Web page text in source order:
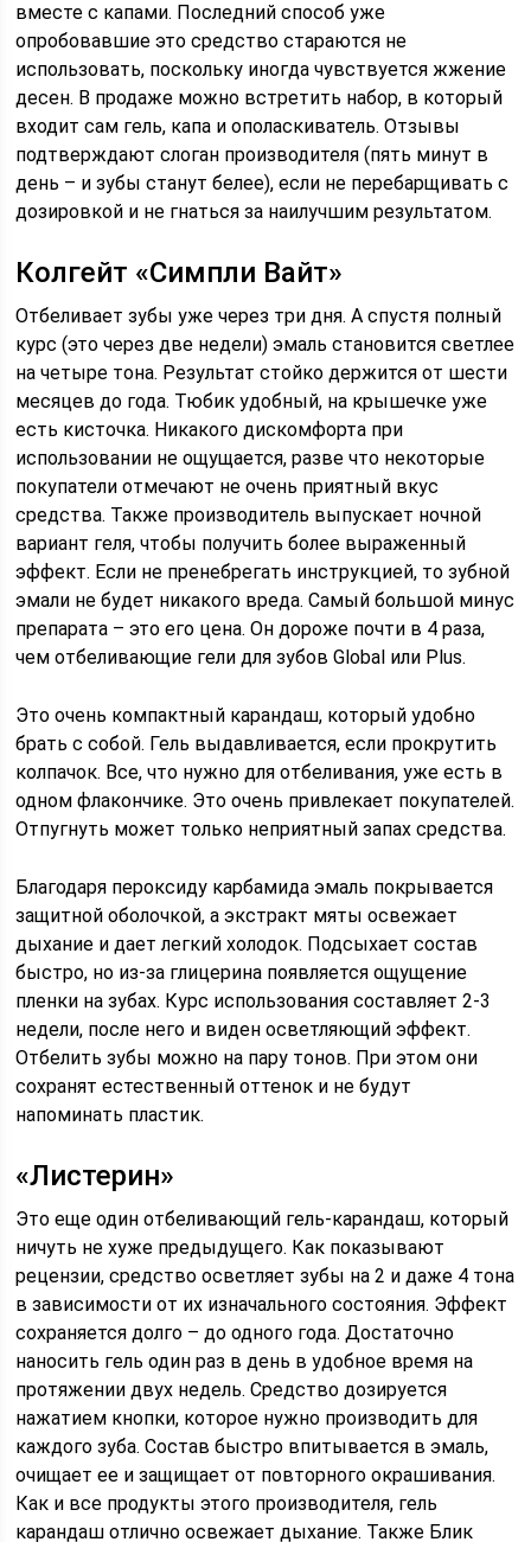
вместе с капами. Последний способ уже
опробовавшие это средство стараются не
использовать, поскольку иногда чувствуется жжение
десен. В продаже можно встретить набор, в который
входит сам гель, капа и ополаскиватель. Отзывы
подтверждают слоган производителя (пять минут в
день – и зубы станут белее), если не перебарщивать с
дозировкой и не гнаться за наилучшим результатом.
Колгейт «Симпли Вайт»
Отбеливает зубы уже через три дня. А спустя полный
курс (это через две недели) эмаль становится светлее
на четыре тона. Результат стойко держится от шести
месяцев до года. Тюбик удобный, на крышечке уже
есть кисточка. Никакого дискомфорта при
использовании не ощущается, разве что некоторые
покупатели отмечают не очень приятный вкус
средства. Также производитель выпускает ночной
вариант геля, чтобы получить более выраженный
эффект. Если не пренебрегать инструкцией, то зубной
эмали не будет никакого вреда. Самый большой минус
препарата – это его цена. Он дороже почти в 4 раза,
чем отбеливающие гели для зубов Global или Plus.
Это очень компактный карандаш, который удобно
брать с собой. Гель выдавливается, если прокрутить
колпачок. Все, что нужно для отбеливания, уже есть в
одном флакончике. Это очень привлекает покупателей.
Отпугнуть может только неприятный запах средства.
Благодаря пероксиду карбамида эмаль покрывается
защитной оболочкой, а экстракт мяты освежает
дыхание и дает легкий холодок. Подсыхает состав
быстро, но из-за глицерина появляется ощущение
пленки на зубах. Курс использования составляет 2-3
недели, после него и виден осветляющий эффект.
Отбелить зубы можно на пару тонов. При этом они
сохранят естественный оттенок и не будут
напоминать пластик.
«Листерин»
Это еще один отбеливающий гель-карандаш, который
ничуть не хуже предыдущего. Как показывают
рецензии, средство осветляет зубы на 2 и даже 4 тона
в зависимости от их изначального состояния. Эффект
сохраняется долго – до одного года. Достаточно
наносить гель один раз в день в удобное время на
протяжении двух недель. Средство дозируется
нажатием кнопки, которое нужно производить для
каждого зуба. Состав быстро впитывается в эмаль,
очищает ее и защищает от повторного окрашивания.
Как и все продукты этого производителя, гель
карандаш отлично освежает дыхание. Также Блик